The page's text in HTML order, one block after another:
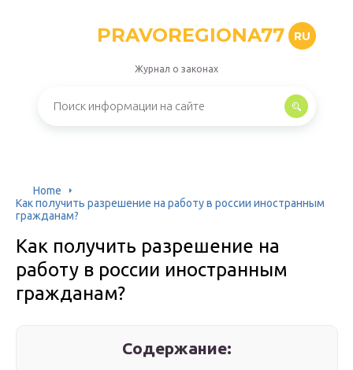
PRAVOREGIONA77 RU
Журнал о законах
Home
Как получить разрешение на работу в россии иностранным
гражданам?
Как получить разрешение на
работу в россии иностранным
гражданам?
Содержание: